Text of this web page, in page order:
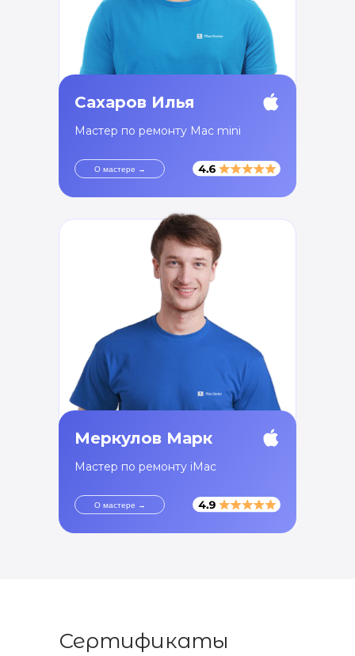
Сахаров Илья
Мастер по ремонту Mac mini
О мастере →
Меркулов Марк
Мастер по ремонту iMac
О мастере →
Сертификаты